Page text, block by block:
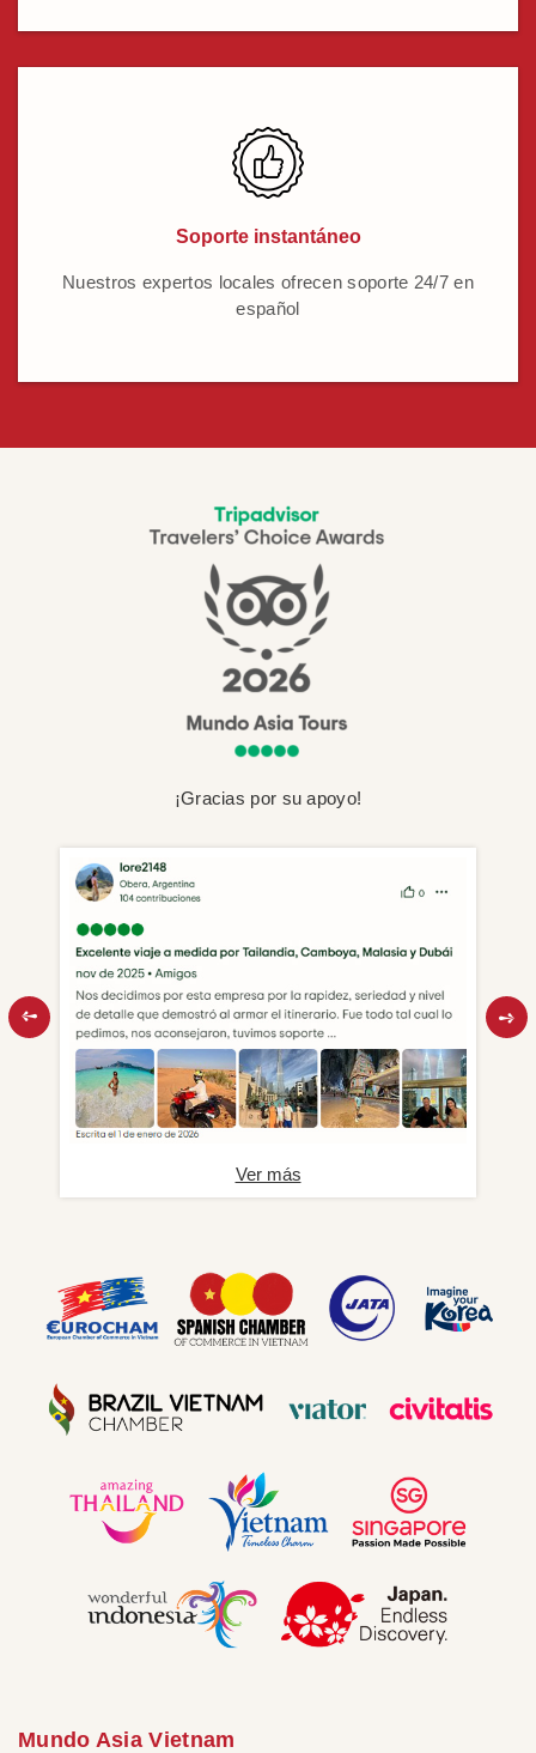
Soporte instantáneo
Nuestros expertos locales ofrecen soporte 24/7 en
español
¡Gracias por su apoyo!
Ver más
Mundo Asia Vietnam